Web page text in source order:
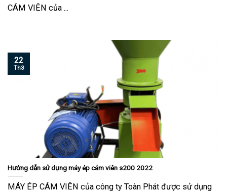
CÁM VIÊN của ...
Hướng dẫn sử dụng máy ép cám viên s200 2022
MÁY ÉP CÁM VIÊN của công ty Toàn Phát được sử dụng
22
Th3